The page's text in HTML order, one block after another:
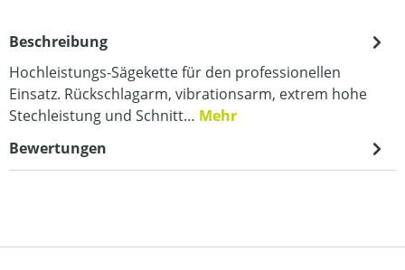
Beschreibung
Hochleistungs-Sägekette für den professionellen
Einsatz. Rückschlagarm, vibrationsarm, extrem hohe
Stechleistung und Schnitt… Mehr
Bewertungen